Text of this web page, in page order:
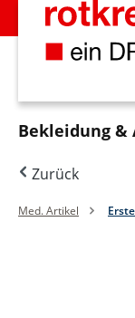
Hauptinhalt
Zur Suche
Zur
Bekleidung
Zurück
Med. Artikel